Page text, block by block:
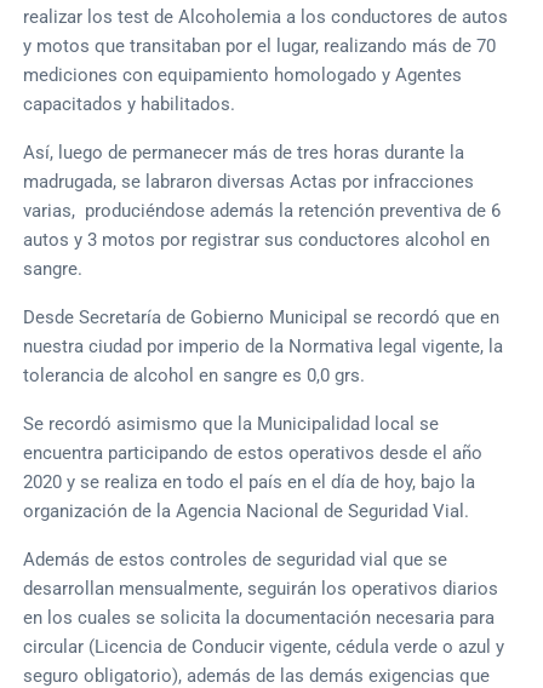
realizar los test de Alcoholemia a los conductores de autos
y motos que transitaban por el lugar, realizando más de 70
mediciones con equipamiento homologado y Agentes
capacitados y habilitados.
Así, luego de permanecer más de tres horas durante la
madrugada, se labraron diversas Actas por infracciones
varias, produciéndose además la retención preventiva de 6
autos y 3 motos por registrar sus conductores alcohol en
sangre.
Desde Secretaría de Gobierno Municipal se recordó que en
nuestra ciudad por imperio de la Normativa legal vigente, la
tolerancia de alcohol en sangre es 0,0 grs.
Se recordó asimismo que la Municipalidad local se
encuentra participando de estos operativos desde el año
2020 y se realiza en todo el país en el día de hoy, bajo la
organización de la Agencia Nacional de Seguridad Vial.
Además de estos controles de seguridad vial que se
desarrollan mensualmente, seguirán los operativos diarios
en los cuales se solicita la documentación necesaria para
circular (Licencia de Conducir vigente, cédula verde o azul y
seguro obligatorio), además de las demás exigencias que